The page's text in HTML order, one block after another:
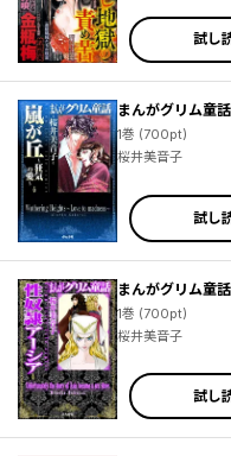
試し
まんがグリム童
1巻 (700pt)
桜井美音子
試し
まんがグリム童
1巻 (700pt)
桜井美音子
試し